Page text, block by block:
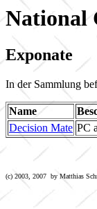
National
Exponate
In der Sammlung
Name
Decision Mate PC
(c) 2003, 2007 by Matthias